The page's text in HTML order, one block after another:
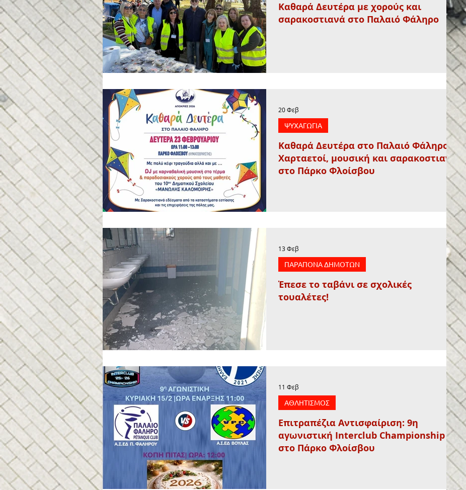
Καθαρά Δευτέρα με χορούς και
σαρακοστιανά στο Παλαιό Φάληρο
Καθαρά Δευτέρα στο Παλαιό Φάληρο:
Χαρταετοί, μουσική και σαρακοστιανά
στο Πάρκο Φλοίσβου
ΨΥΧΑΓΩΓΙΑ
20 Φεβ
Έπεσε το ταβάνι σε σχολικές
τουαλέτες!
ΠΑΡΑΠΟΝΑ ΔΗΜΟΤΩΝ
13 Φεβ
Επιτραπέζια Αντισφαίριση: 9η
αγωνιστική Interclub Championship
στο Πάρκο Φλοίσβου
ΑΘΛΗΤΙΣΜΟΣ
11 Φεβ